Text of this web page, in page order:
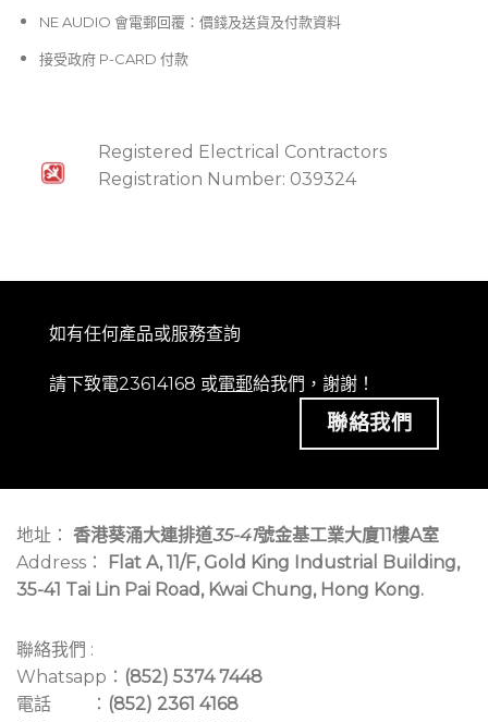
NE AUDIO 會電郵回覆：價錢及送貨及付款資料
接受政府 P-CARD 付款
Registered Electrical Contractors
Registration Number: 039324
如有任何產品或服務查詢
請下致電23614168 或電郵給我們，謝謝！
聯絡我們
地址： 香港葵涌大連排道35-41號金基工業大廈11樓A室
Address：
Flat A, 11/F, Gold King Industrial Building,
35-41 Tai Lin Pai Road, Kwai Chung, Hong Kong.
聯絡我們 :
Whatsapp： (852) 5374 7448
電話 ： (852) 2361 4168